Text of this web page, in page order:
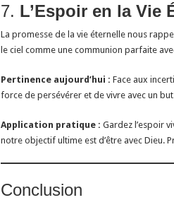
7. L’Espoir en la Vie
La promesse de la vie éternelle nous
le ciel comme une communion parfaite
Pertinence aujourd’hui : Face aux
force de persévérer et de vivre avec un
Application pratique : Gardez l’espoir
notre objectif ultime est d’être avec Dieu.
Conclusion